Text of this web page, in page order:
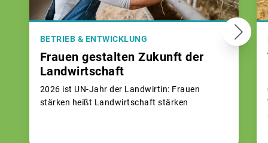
BETRIEB & ENTWICKLUNG
Frauen gestalten Zukunft der
Landwirtschaft
2026 ist UN-Jahr der Landwirtin: Frauen
stärken heißt Landwirtschaft stärken